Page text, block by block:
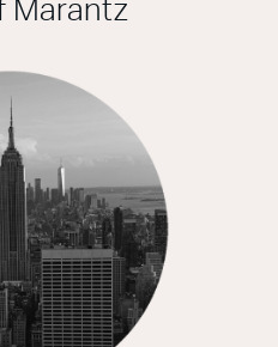
Marantz